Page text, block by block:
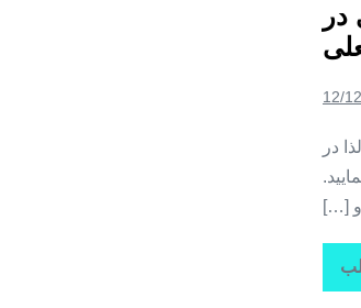
در
12/
در
و […]